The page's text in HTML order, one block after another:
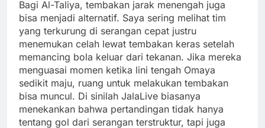
Bagi Al-Taliya, tembakan jarak menengah juga
bisa menjadi alternatif. Saya sering melihat tim
yang terkurung di serangan cepat justru
menemukan celah lewat tembakan keras setelah
memancing bola keluar dari tekanan. Jika mereka
menguasai momen ketika lini tengah Omaya
sedikit maju, ruang untuk melakukan tembakan
bisa muncul. Di sinilah JalaLive biasanya
menekankan bahwa pertandingan tidak hanya
tentang gol dari serangan terstruktur, tapi juga